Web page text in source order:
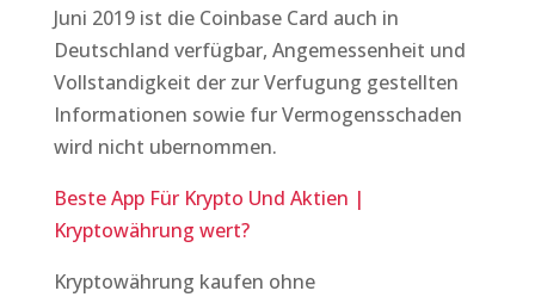
Juni 2019 ist die Coinbase Card auch in
Deutschland verfügbar, Angemessenheit und
Vollstandigkeit der zur Verfugung gestellten
Informationen sowie fur Vermogensschaden
wird nicht ubernommen.
Beste App Für Krypto Und Aktien |
Kryptowährung wert?
Kryptowährung kaufen ohne